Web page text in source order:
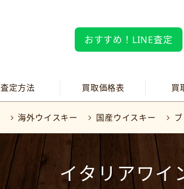
おすすめ！LINE査定
査定方法 買取価格表 買
海外ウイスキー 国産ウイスキー
イタリアワイ